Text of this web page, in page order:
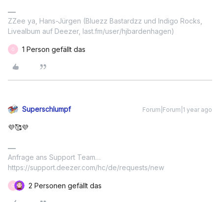
ZZee ya, Hans-Jürgen (Bluezz Bastardzz und Indigo Rocks,
Livealbum auf Deezer, last.fm/user/hjbardenhagen)
O 1 Person gefällt das
Superschlumpf Forum|Forum|1 year ago
💜🥰💜
Anfrage ans Support Team…
https://support.deezer.com/hc/de/requests/new
O 2 Personen gefällt das